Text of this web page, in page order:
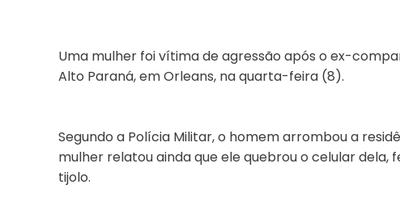
Uma mulher foi vítima de agressão após o ex-
Alto Paraná, em Orleans, na quarta-feira (8).
Segundo a Polícia Militar, o homem arrombou a
mulher relatou ainda que ele quebrou o celular
tijolo.